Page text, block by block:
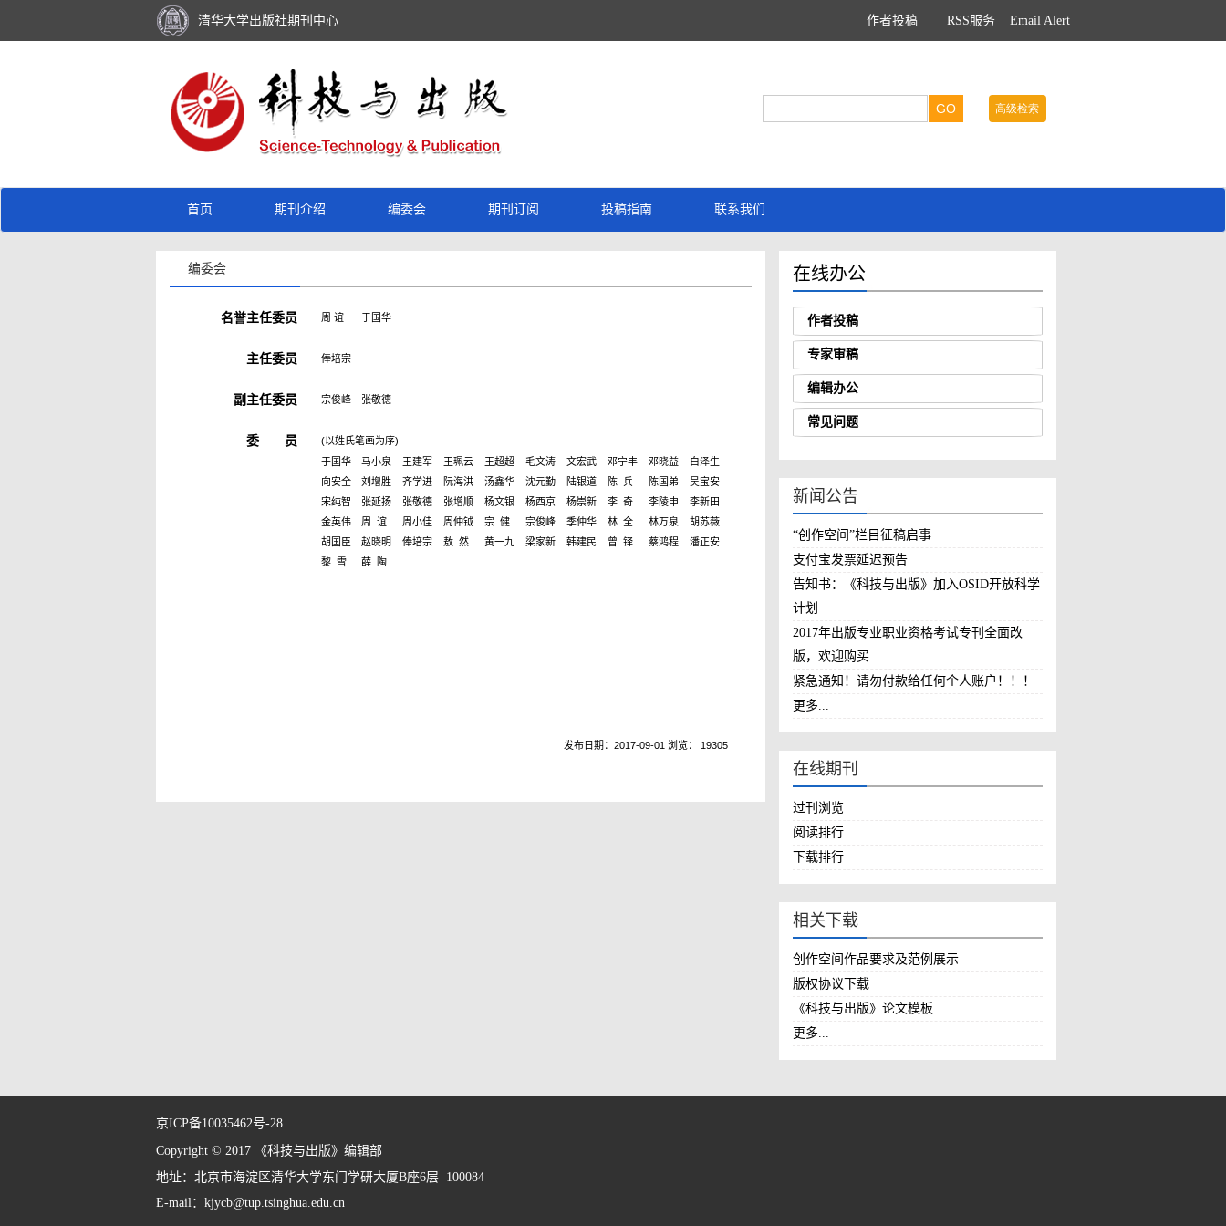
清华大学出版社期刊中心 作者投稿 RSS服务 Email Alert
首页 期刊介绍 编委会 期刊订阅 投稿指南 联系我们
编委会
名誉主任委员 周 谊 于国华
主任委员 俸培宗
副主任委员 宗俊峰 张敬德
委 员
(以姓氏笔画为序)
于国华
马小泉 王建军 王珮云 王超超 毛文涛 文宏武 邓宁丰 邓晓益
白泽生
向安全
刘增胜 齐学进 阮海洪 汤鑫华 沈元勤 陆银道 陈 兵 陈国弟
吴宝安
宋纯智
张延扬 张敬德 张增顺 杨文银 杨西京 杨崇新 李 奇 李陵申
李新田
金英伟
周 谊 周小佳 周仲钺 宗 健 宗俊峰 季仲华 林 全 林万泉
胡苏薇
胡国臣
赵晓明 俸培宗 敖 然 黄一九 梁家新 韩建民 曾 铎 蔡鸿程
潘正安
黎 雪
薛 陶
发布日期：2017-09-01 浏览： 19305
在线办公
作者投稿
专家审稿
编辑办公
常见问题
新闻公告
“创作空间”栏目征稿启事
支付宝发票延迟预告
告知书：《科技与出版》加入OSID开放科学
计划
2017年出版专业职业资格考试专刊全面改
版，欢迎购买
紧急通知！请勿付款给任何个人账户！！！
更多...
在线期刊
过刊浏览
阅读排行
下载排行
相关下载
创作空间作品要求及范例展示
版权协议下载
《科技与出版》论文模板
更多...
京ICP备10035462号-28
Copyright © 2017 《科技与出版》编辑部
地址：北京市海淀区清华大学东门学研大厦B座6层 100084
E-mail：kjycb@tup.tsinghua.edu.cn